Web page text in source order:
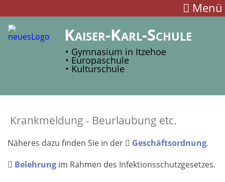
Menü
Kaiser-Karl-Schule
• Gymnasium in Itzehoe
• Europaschule
• Kulturschule
Krankmeldung - Beurlaubung etc.
Näheres dazu finden Sie in der Geschäftsordnung.
Belehrung im Rahmen des Infektionsschutzgesetzes.